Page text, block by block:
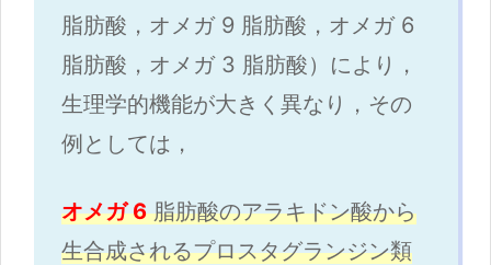
脂肪酸，オメガ 9 脂肪酸，オメガ 6
脂肪酸，オメガ 3 脂肪酸）により，
生理学的機能が大きく異なり，その
例としては，
オメガ 6脂肪酸のアラキドン酸から
生合成されるプロスタグランジン類